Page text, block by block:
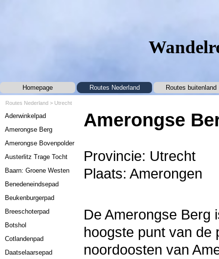
Homepage Routes Nederland ▼
Routes buitenland
Routes Nederland > Utrecht
Aderwinkelpad
Amerongse Berg
Amerongse Bovenpolder
Austerlitz Trage Tocht
Baarn: Groene Westen
Benedeneindsepad
Beukenburgerpad
Breeschoterpad
Botshol
Cotlandenpad
Daatselaarsepad
Amerongse
Provincie: Utrecht
Plaats: Amerongen
De Amerongse Berg
hoogste punt van de
noordoosten van